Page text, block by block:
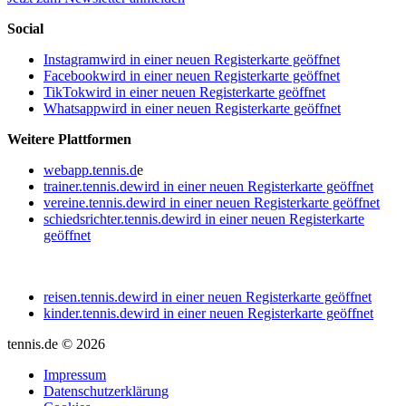
Social
Instagramwird in einer neuen Registerkarte geöffnet
Facebookwird in einer neuen Registerkarte geöffnet
TikTokwird in einer neuen Registerkarte geöffnet
Whatsappwird in einer neuen Registerkarte geöffnet
Weitere Plattformen
webapp.tennis.de
trainer.tennis.dewird in einer neuen Registerkarte geöffnet
vereine.tennis.dewird in einer neuen Registerkarte geöffnet
schiedsrichter.tennis.dewird in einer neuen Registerkarte
geöffnet
reisen.tennis.dewird in einer neuen Registerkarte geöffnet
kinder.tennis.dewird in einer neuen Registerkarte geöffnet
tennis.de © 2026
Impressum
Datenschutzerklärung